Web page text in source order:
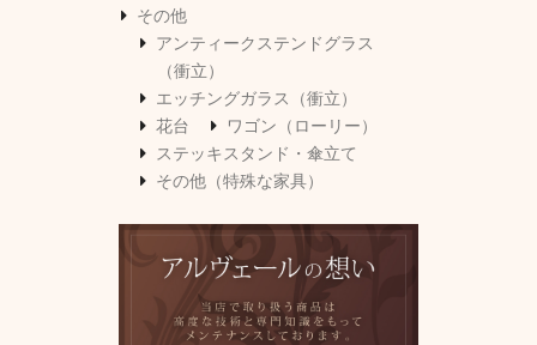
その他
アンティークステンドグラス
（衝立）
エッチングガラス（衝立）
花台
ワゴン（ローリー）
ステッキスタンド・傘立て
その他（特殊な家具）